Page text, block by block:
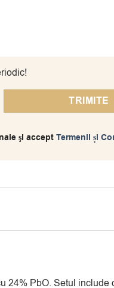
şi acceptTermenii și
24% PbO. Setul include